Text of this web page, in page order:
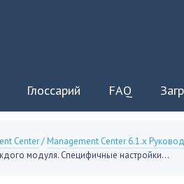
Глоссарий FAQ
Center/Management Center 6.1.x
модуля. Специфичные настройки...